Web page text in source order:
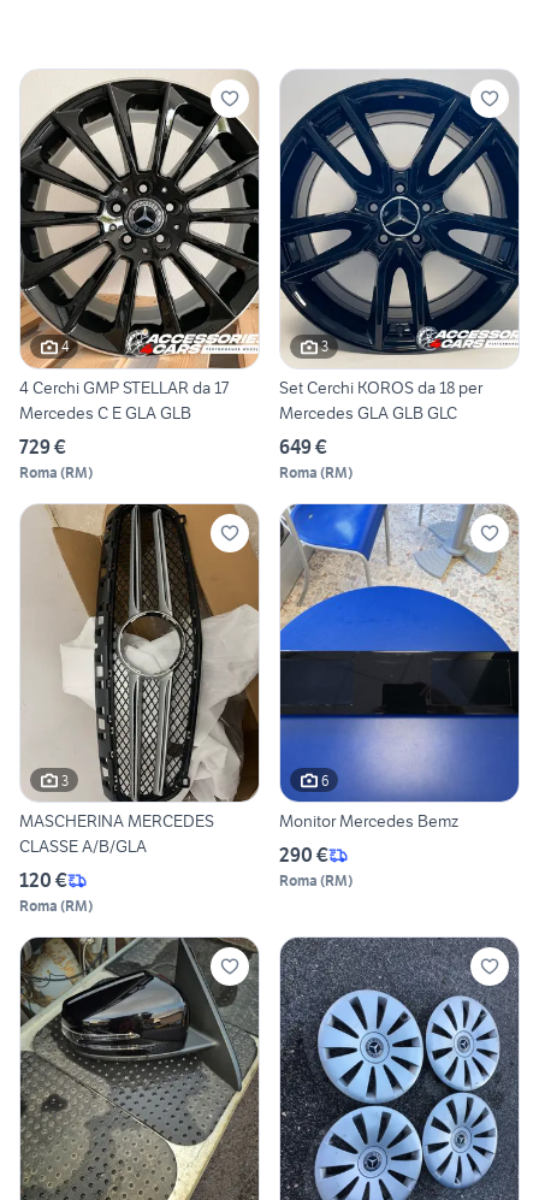
4
4 Cerchi GMP STELLAR da 17
Mercedes C E GLA GLB
729 €
Roma (RM)
3
Set Cerchi KOROS da 18 per
Mercedes GLA GLB GLC
649 €
Roma (RM)
3
MASCHERINA MERCEDES
CLASSE A/B/GLA
120 €
Roma (RM)
6
Monitor Mercedes Bemz
290 €
Roma (RM)